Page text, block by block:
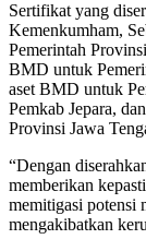
Sertifikat yang
Kemenkumham,
Pemerintah
BMD untuk
aset BMD untuk
Pemkab Jepara,
Provinsi Jawa
“Dengan
memberikan
memitigasi potensi
mengakibatkan